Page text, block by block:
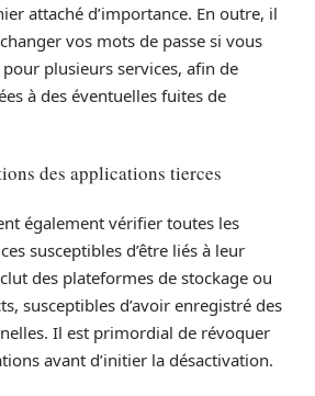
attaché d’importance. En outre, il
vos mots de passe si vous
plusieurs services, afin de
à des éventuelles fuites de
des applications tierces
également vérifier toutes les
susceptibles d’être liés à leur
des plateformes de stockage ou
susceptibles d’avoir enregistré des
Il est primordial de révoquer
avant d’initier la désactivation.